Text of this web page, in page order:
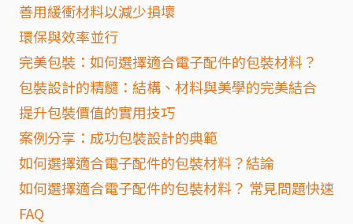
善用緩衝材料以減少損壞
環保與效率並行
完美包裝：如何選擇適合電子配件的包裝材料？
包裝設計的精髓：結構、材料與美學的完美結合
提升包裝價值的實用技巧
案例分享：成功包裝設計的典範
如何選擇適合電子配件的包裝材料？結論
如何選擇適合電子配件的包裝材料？ 常見問題快速
FAQ